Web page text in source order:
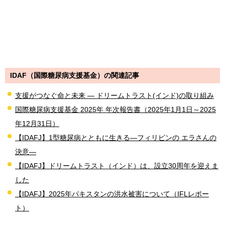
IDAF（国際糖尿病支援基金）の関連記事
支援がつなぐ命と未来 ― ドリームトラスト(インド)の取り組み
国際糖尿病支援基金 2025年 年次報告書（2025年1月1日～2025
年12月31日）
【IDAFJ】1型糖尿病とともに生きる―フィリピンの エラさんの
決意―
【IDAFJ】ドリームトラスト（インド）は、設立30周年を迎えま
した
【IDAFJ】2025年パキスタンの洪水被害について（IFLレポー
ト）